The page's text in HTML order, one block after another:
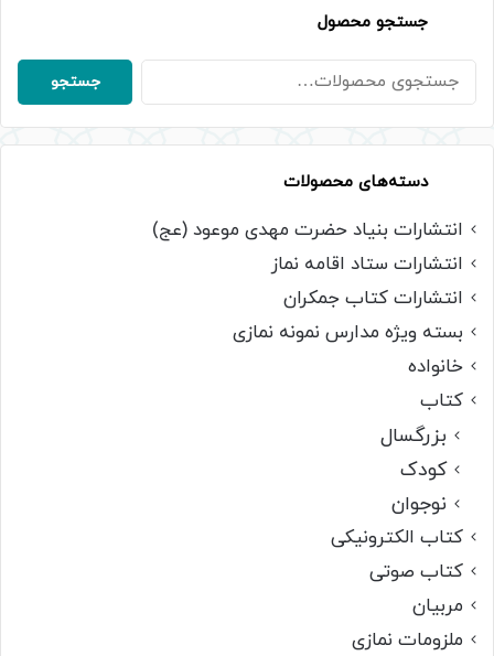
جستجو محصول
جستجو
برای:
جستجو
دسته‌های محصولات
انتشارات بنیاد حضرت مهدی موعود (عج)
انتشارات ستاد اقامه نماز
انتشارات کتاب جمکران
بسته ویژه مدارس نمونه نمازی
خانواده
کتاب
بزرگسال
کودک
نوجوان
کتاب الکترونیکی
کتاب صوتی
مربیان
ملزومات نمازی